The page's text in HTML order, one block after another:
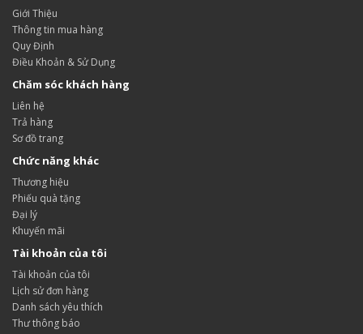
Giới Thiệu
Thông tin mua hàng
Quy Định
Điều Khoản & Sử Dụng
Chăm sóc khách hàng
Liên hệ
Trả hàng
Sơ đồ trang
Chức năng khác
Thương hiệu
Phiếu quà tặng
Đại lý
Khuyến mãi
Tài khoản của tôi
Tài khoản của tôi
Lịch sử đơn hàng
Danh sách yêu thích
Thư thông báo